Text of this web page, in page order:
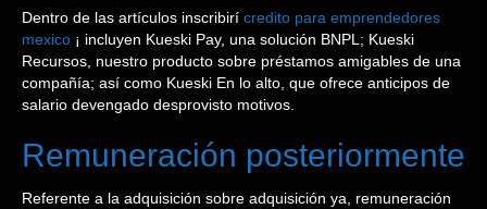
Dentro de las artículos inscribirí credito para emprendedores
mexico ¡ incluyen Kueski Pay, una solución BNPL; Kueski
Recursos, nuestro producto sobre préstamos amigables de una
compañía; así­ como Kueski En lo alto, que ofrece anticipos de
salario devengado desprovisto motivos.
Remuneración posteriormente
Referente a la adquisición sobre adquisición ya, remuneración